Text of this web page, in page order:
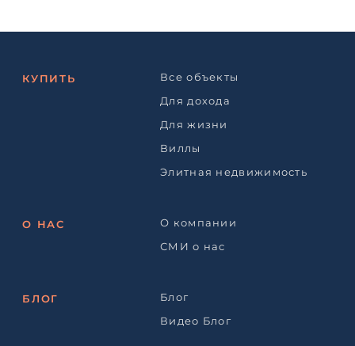
КУПИТЬ
Все объекты
Для дохода
Для жизни
Виллы
Элитная недвижимость
О НАС
О компании
СМИ о нас
БЛОГ
Блог
Видео Блог